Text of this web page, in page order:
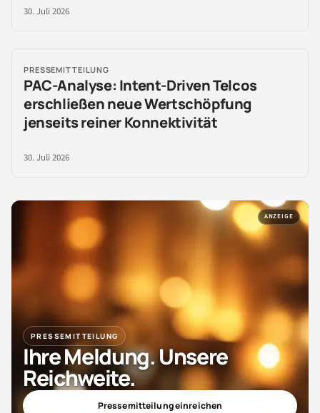
30. Juli 2026
PRESSEMITTEILUNG
PAC-Analyse: Intent-Driven Telcos
erschließen neue Wertschöpfung
jenseits reiner Konnektivität
30. Juli 2026
ANZEIGE
PRESSEMITTEILUNG
Ihre Meldung. Unsere
Reichweite.
Pressemitteilung einreichen